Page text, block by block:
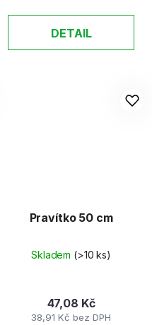
DETAIL
Pravítko 50 cm
Skladem (>10 ks)
38,91 Kč bez DPH
47,08 Kč